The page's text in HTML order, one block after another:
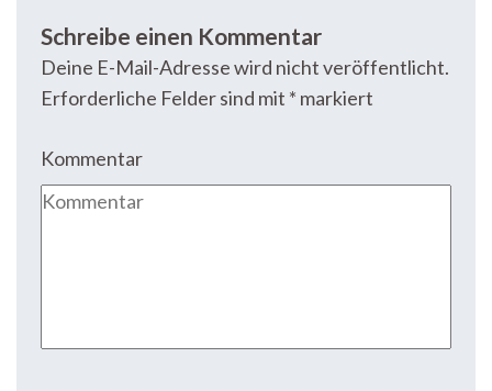
Schreibe einen Kommentar
Deine E-Mail-Adresse wird nicht veröffentlicht.
Erforderliche Felder sind mit * markiert
Kommentar